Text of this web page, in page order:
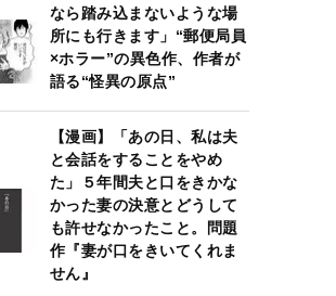
なら踏み込まないような場
所にも行きます」“郵便局員
×ホラー”の異色作、作者が
語る“怪異の原点”
【漫画】「あの日、私は夫
と会話をすることをやめ
た」５年間夫と口をきかな
かった妻の決意とどうして
も許せなかったこと。問題
作『妻が口をきいてくれま
せん』